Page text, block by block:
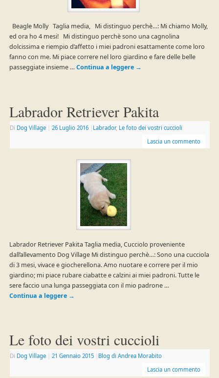
Beagle Molly Taglia media, Mi distinguo perchè…: Mi chiamo Molly,
ed ora ho 4 mesi! Mi distinguo perchè sono una cagnolina
dolcissima e riempio d’affetto i miei padroni esattamente come loro
fanno con me. Mi piace correre nel loro giardino e fare delle belle
passeggiate insieme … Continua a leggere →
Labrador Retriever Pakita
Di Dog Village 26 Luglio 2016 Labrador, Le foto dei vostri cuccioli
Lascia un commento
Labrador Retriever Pakita Taglia media, Cucciolo proveniente
dall’allevamento Dog Village Mi distinguo perchè…: Sono una cucciola
di 3 mesi, vivace e giocherellona. Amo nuotare e correre per il mio
giardino; mi piace rubare ciabatte e calzini ai miei padroni. Tutte le
sere faccio una lunga passeggiata con il mio padrone …
Continua a leggere →
Le foto dei vostri cuccioli
Di Dog Village 21 Gennaio 2015
Blog di Andrea Morabito
Lascia un commento